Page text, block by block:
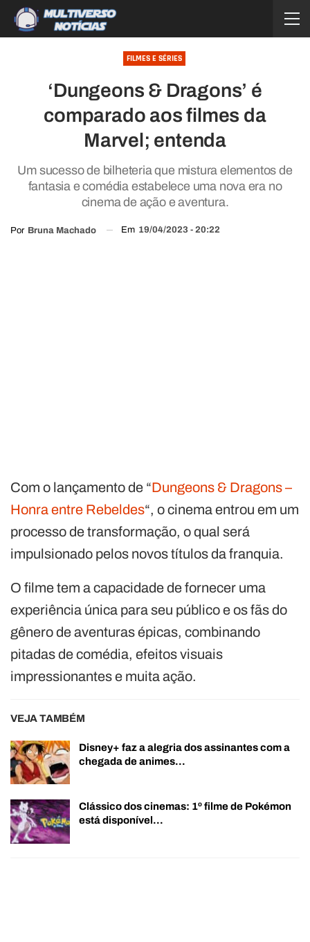
FILMES E SÉRIES
‘Dungeons & Dragons’ é
comparado aos filmes da
Marvel; entenda
Um sucesso de bilheteria que mistura elementos de
fantasia e comédia estabelece uma nova era no
cinema de ação e aventura.
Por Bruna Machado Em 19/04/2023 - 20:22
Com o lançamento de “Dungeons & Dragons –
Honra entre Rebeldes“, o cinema entrou em um
processo de transformação, o qual será
impulsionado pelos novos títulos da franquia.
O filme tem a capacidade de fornecer uma
experiência única para seu público e os fãs do
gênero de aventuras épicas, combinando
pitadas de comédia, efeitos visuais
impressionantes e muita ação.
VEJA TAMBÉM
Disney+ faz a alegria dos assinantes com a
chegada de animes…
Clássico dos cinemas: 1º filme de Pokémon
está disponível…